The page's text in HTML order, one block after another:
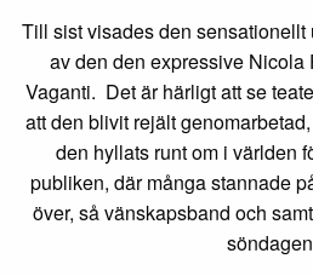
Till sist visades den sensationellt
av den den expressive Nicola
Vaganti. Det är härligt att se
att den blivit rejält
den hyllats runt om i världen
publiken, där många stannade
över, så vänskapsband och